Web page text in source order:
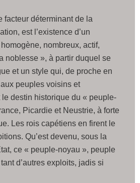
facteur déterminant de la
est l’existence d’un
nombreux, actif,
noblesse », à partir duquel se
et un style qui, de proche en
peuples voisins et
le destin historique du « peuple-
Picardie et Neustrie, à forte
Les rois capétiens en firent le
Qu’est devenu, sous la
ce « peuple-noyau », peuple
d’autres exploits, jadis si